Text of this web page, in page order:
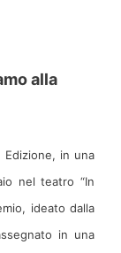
alla
Edizione, in una
nel teatro “In
ideato dalla
in una